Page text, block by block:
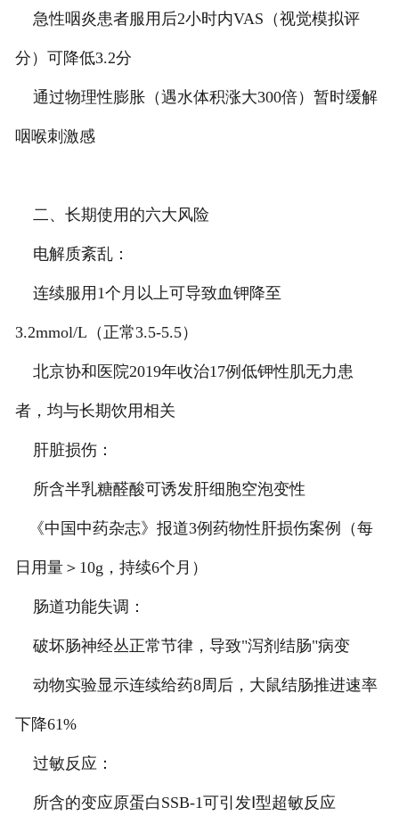
急性咽炎患者服用后2小时内VAS（视觉模拟评
分）可降低3.2分
通过物理性膨胀（遇水体积涨大300倍）暂时缓解
咽喉刺激感
二、长期使用的六大风险
电解质紊乱：
连续服用1个月以上可导致血钾降至
3.2mmol/L（正常3.5-5.5）
北京协和医院2019年收治17例低钾性肌无力患
者，均与长期饮用相关
肝脏损伤：
所含半乳糖醛酸可诱发肝细胞空泡变性
《中国中药杂志》报道3例药物性肝损伤案例（每
日用量＞10g，持续6个月）
肠道功能失调：
破坏肠神经丛正常节律，导致"泻剂结肠"病变
动物实验显示连续给药8周后，大鼠结肠推进速率
下降61%
过敏反应：
所含的变应原蛋白SSB-1可引发Ⅰ型超敏反应